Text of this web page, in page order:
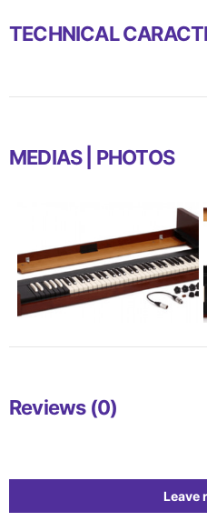
TECHNICAL
MEDIAS | PHOTOS
Reviews (0)
Leave